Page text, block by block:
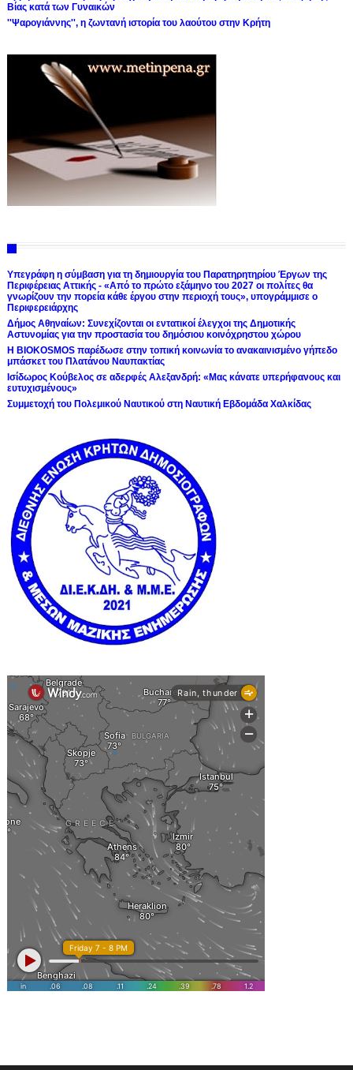
Βίας κατά των Γυναικών
''Ψαρογιάννης'', η ζωντανή ιστορία του λαούτου στην Κρήτη
Υπεγράφη η σύμβαση για τη δημιουργία του Παρατηρητηρίου Έργων της
Περιφέρειας Αττικής - «Από το πρώτο εξάμηνο του 2027 οι πολίτες θα
γνωρίζουν την πορεία κάθε έργου στην περιοχή τους», υπογράμμισε ο
Περιφερειάρχης
Δήμος Αθηναίων: Συνεχίζονται οι εντατικοί έλεγχοι της Δημοτικής
Αστυνομίας για την προστασία του δημόσιου κοινόχρηστου χώρου
Η BIOKOSMOS παρέδωσε στην τοπική κοινωνία το ανακαινισμένο γήπεδο
μπάσκετ του Πλατάνου Ναυπακτίας
Ισίδωρος Κούβελος σε αδερφές Αλεξανδρή: «Μας κάνατε υπερήφανους και
ευτυχισμένους»
Συμμετοχή του Πολεμικού Ναυτικού στη Ναυτική Εβδομάδα Χαλκίδας